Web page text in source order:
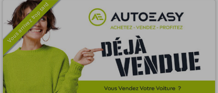
Vous arrivez trop tard